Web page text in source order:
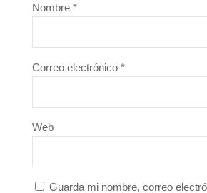
Nombre *
Correo electrónico *
Web
Guarda mi nombre, correo